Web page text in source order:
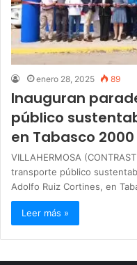
enero 28, 2025 89
Inauguran
público
en Tabasco 2000
VILLAHERMOSA
transporte público
Adolfo Ruiz Cortines, en
Leer más »